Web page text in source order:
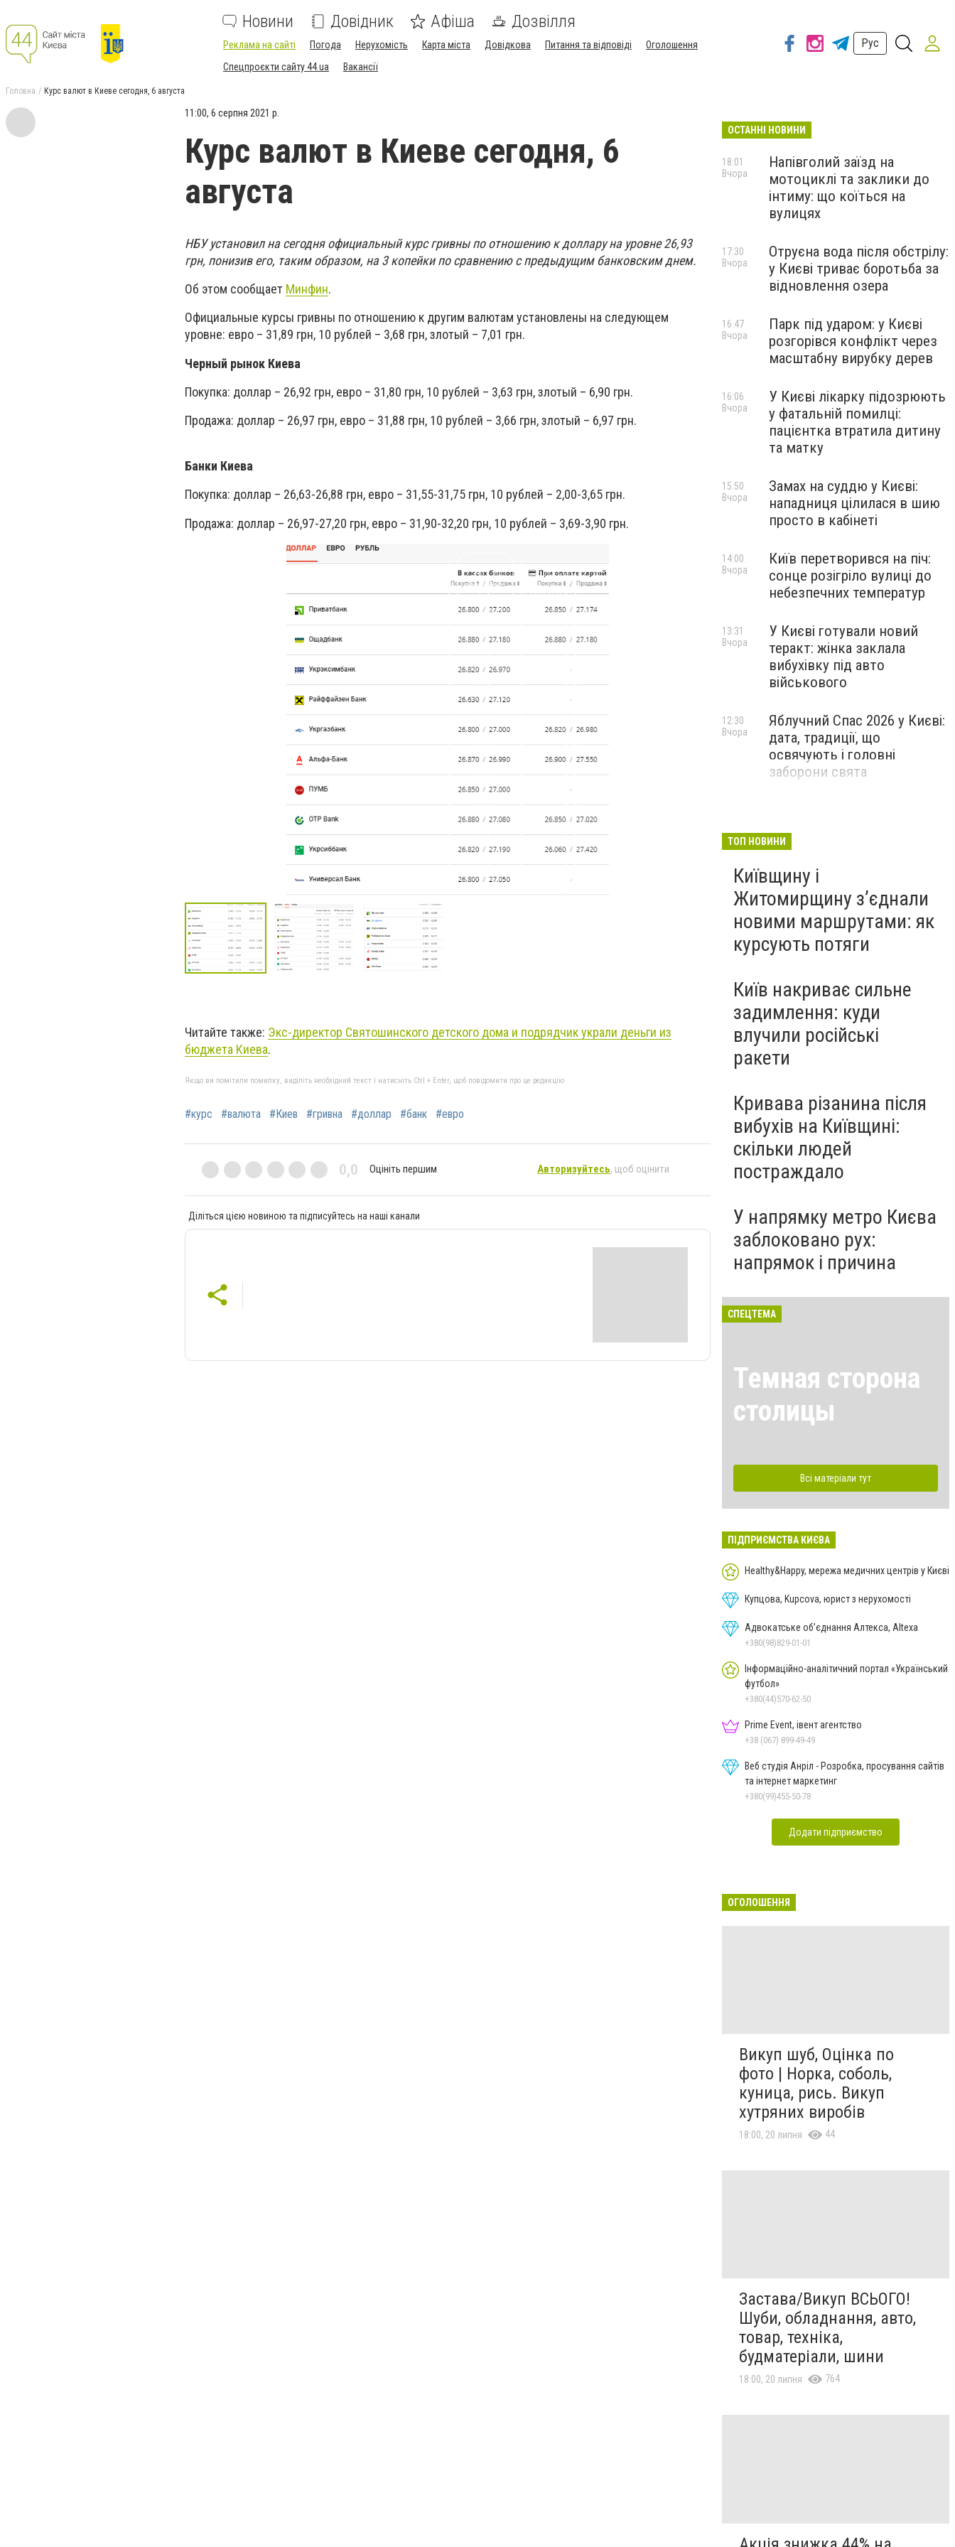
Новини Довідник Афіша Дозвілля
Реклама на сайті Погода Нерухомість Карта міста Довідкова Питання та відповіді
Оголошення
Спецпроєкти сайту 44.ua
Вакансії
Рус
Головна Курс валют в Киеве сегодня, 6 августа
11:00, 6 серпня 2021 р.
Курс валют в Киеве сегодня, 6
августа
НБУ установил на сегодня официальный курс гривны по отношению к доллару на уровне 26,93
грн, понизив его, таким образом, на 3 копейки по сравнению с предыдущим банковским днем.
Об этом сообщает Минфин.
Официальные курсы гривны по отношению к другим валютам установлены на следующем
уровне: евро – 31,89 грн, 10 рублей – 3,68 грн, злотый – 7,01 грн.
Черный рынок Киева
Покупка: доллар – 26,92 грн, евро – 31,80 грн, 10 рублей – 3,63 грн, злотый – 6,90 грн.
Продажа: доллар – 26,97 грн, евро – 31,88 грн, 10 рублей – 3,66 грн, злотый – 6,97 грн.
Банки Киева
Покупка: доллар – 26,63-26,88 грн, евро – 31,55-31,75 грн, 10 рублей – 2,00-3,65 грн.
Продажа: доллар – 26,97-27,20 грн, евро – 31,90-32,20 грн, 10 рублей – 3,69-3,90 грн.
Читайте также: Экс-директор Святошинского детского дома и подрядчик украли деньги из
бюджета Киева.
Якщо ви помітили помилку, виділіть необхідний текст і натисніть Ctrl + Enter, щоб повідомити про це редакцію
#курс #валюта #Киев #гривна #доллар #банк #евро
0,0 Оцініть першим Авторизуйтесь, щоб оцінити
Діліться цією новиною та підписуйтесь на наші канали
ОСТАННІ НОВИНИ
Напівголий заїзд на
мотоциклі та заклики до
інтиму: що коїться на
вулицях
18:01
Вчора
Отруєна вода після обстрілу:
у Києві триває боротьба за
відновлення озера
17:30
Вчора
Парк під ударом: у Києві
розгорівся конфлікт через
масштабну вирубку дерев
16:47
Вчора
У Києві лікарку підозрюють
у фатальній помилці:
пацієнтка втратила дитину
та матку
16:06
Вчора
Замах на суддю у Києві:
нападниця цілилася в шию
просто в кабінеті
15:50
Вчора
Київ перетворився на піч:
сонце розігріло вулиці до
небезпечних температур
14:00
Вчора
У Києві готували новий
теракт: жінка заклала
вибухівку під авто
військового
13:31
Вчора
Яблучний Спас 2026 у Києві:
дата, традиції, що
освячують і головні
заборони свята
12:30
Вчора
ТОП НОВИНИ
Київщину і
Житомирщину з’єднали
новими маршрутами: як
курсують потяги
Київ накриває сильне
задимлення: куди
влучили російські
ракети
Кривава різанина після
вибухів на Київщині:
скільки людей
постраждало
У напрямку метро Києва
заблоковано рух:
напрямок і причина
СПЕЦТЕМА
Темная сторона
столицы
Всі матеріали тут
ПІДПРИЄМСТВА КИЄВА
Healthy&Happy, мережа медичних центрів у Києві
Купцова, Kupcova, юрист з нерухомості
Адвокатське об’єднання Алтекса, Altexa
+380(98)829-01-01
Інформаційно-аналітичний портал «Український
футбол»
+380(44)570-62-50
Prime Event, івент агентство
+38 (067) 899-49-49
Веб студія Анріл - Розробка, просування сайтів
та інтернет маркетинг
+380(99)455-50-78
Додати підприємство
ОГОЛОШЕННЯ
Викуп шуб, Оцінка по
фото | Норка, соболь,
куница, рись. Викуп
хутряних виробів
18:00, 20 липня 44
Застава/Викуп ВСЬОГО!
Шуби, обладнання, авто,
товар, техніка,
будматеріали, шини
18:00, 20 липня 764